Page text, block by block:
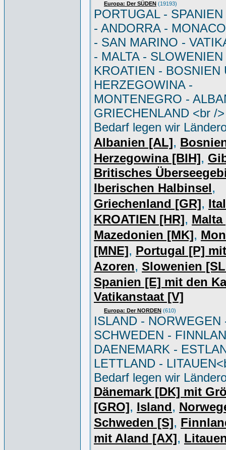
Europa: Der SÜDEN (19193)
PORTUGAL -
- ANDORRA -
- SAN MARINO -
- MALTA - SLOWENIEN
KROATIEN - BOSNIEN
HERZEGOWINA -
MONTENEGRO -
GRIECHENLAND <br /
Bedarf legen wir
Albanien [AL],
Herzegowina [BIH],
Britisches
Iberischen Halbinsel,
Griechenland [GR],
KROATIEN [HR], Malta
Mazedonien [MK],
[MNE], Portugal [P]
Azoren, Slowenien
Spanien [E] mit den
Vatikanstaat [V]
Europa: Der NORDEN (610)
ISLAND - NORWEGEN
SCHWEDEN -
DAENEMARK -
LETTLAND -
Bedarf legen wir
Dänemark [DK] mit
[GRO], Island,
Schweden [S],
mit Aland [AX],